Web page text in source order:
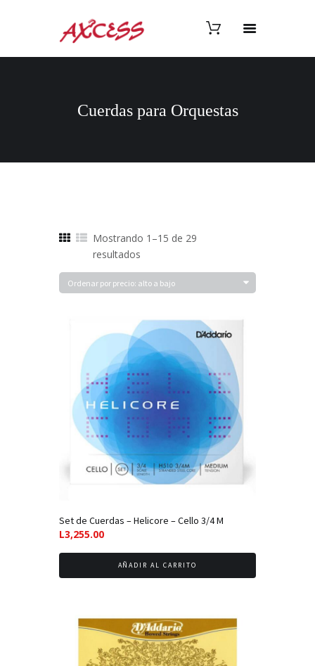
Cuerdas para Orquestas
Mostrando 1–15 de 29
resultadosOrdenado
por
precio:
a
bajo
Set de Cuerdas – Helicore – Cello 3/4 M
L3,255.00
AÑADIR AL CARRITO